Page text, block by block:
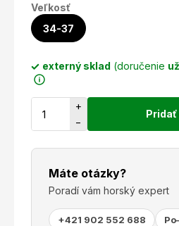
Veľkosť
34-37
externý sklad (doručenie
+
−
Pridať
Máte otázky?
Poradí vám horský expert
+421 902 552 688